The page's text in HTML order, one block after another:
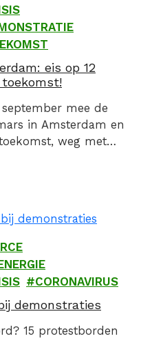
eis op 12
mee de
in Amsterdam en
weg met
CORONAVIRUS
demonstraties
15 protestborden